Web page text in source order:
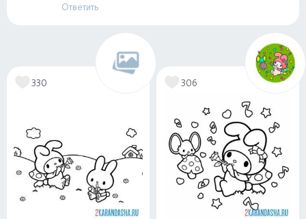
Ответить
330 306